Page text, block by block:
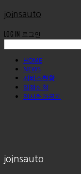
joinsauto
LOG IN 로그인
HOME
NEWS
서비스현황
입점신청
임시허가공지
joinsauto